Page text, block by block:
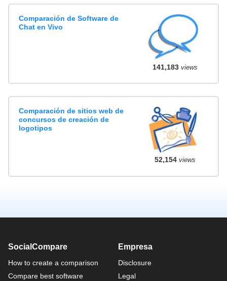
Comparación de Software de
Chat en Vivo
141,183views
Comparación de sitios web de
concursos de creación de
logotipos
52,154views
SocialCompare
How to create a comparison
Compare best software
Empresa
Disclosure
Legal